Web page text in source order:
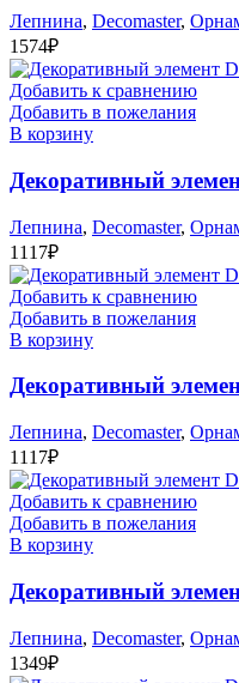
Лепнина, Decomaster,
1574₽
Добавить к сравнению
Добавить в пожелания
В корзину
Декоративный
Лепнина, Decomaster,
1117₽
Добавить к сравнению
Добавить в пожелания
В корзину
Декоративный
Лепнина, Decomaster,
1117₽
Добавить к сравнению
Добавить в пожелания
В корзину
Декоративный
Лепнина, Decomaster,
1349₽